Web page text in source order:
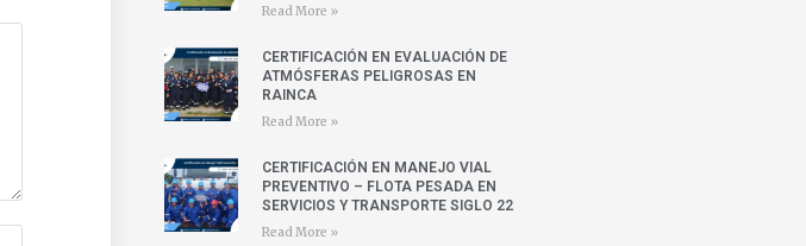
Read More »
CERTIFICACIÓN EN EVALUACIÓN DE
ATMÓSFERAS PELIGROSAS EN
RAINCA
Read More »
CERTIFICACIÓN EN MANEJO VIAL
PREVENTIVO – FLOTA PESADA EN
SERVICIOS Y TRANSPORTE SIGLO 22
Read More »